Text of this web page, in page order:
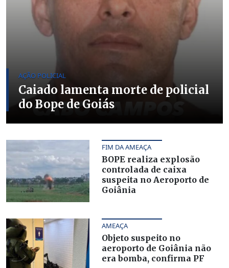
AÇÃO POLICIAL
Caiado lamenta morte de policial
do Bope de Goiás
FIM DA AMEAÇA
BOPE realiza explosão
controlada de caixa
suspeita no Aeroporto de
Goiânia
AMEAÇA
Objeto suspeito no
aeroporto de Goiânia não
era bomba, confirma PF